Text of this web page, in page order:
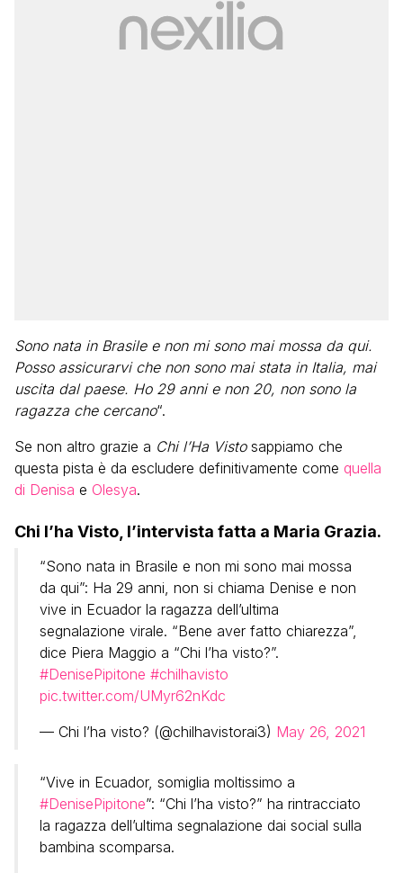
Sono nata in Brasile e non mi sono mai mossa da qui.
Posso assicurarvi che non sono mai stata in Italia, mai
uscita dal paese. Ho 29 anni e non 20, non sono la
ragazza che cercano“.
Se non altro grazie a Chi l’Ha Vistosappiamo che
questa pista è da escludere definitivamente come quella
di Denisa e Olesya.
Chi l’ha Visto, l’intervista fatta a Maria Grazia.
“Sono nata in Brasile e non mi sono mai mossa
da qui”: Ha 29 anni, non si chiama Denise e non
vive in Ecuador la ragazza dell’ultima
segnalazione virale. “Bene aver fatto chiarezza”,
dice Piera Maggio a “Chi l’ha visto?”.
#DenisePipitone #chilhavisto
pic.twitter.com/UMyr62nKdc
— Chi l’ha visto? (@chilhavistorai3) May 26, 2021
“Vive in Ecuador, somiglia moltissimo a
#DenisePipitone”: “Chi l’ha visto?” ha rintracciato
la ragazza dell’ultima segnalazione dai social sulla
bambina scomparsa.